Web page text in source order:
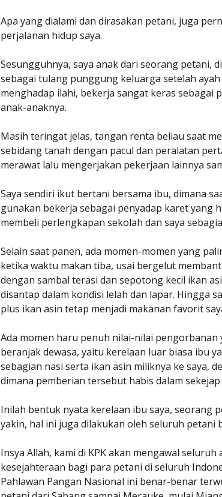
Apa yang dialami dan dirasakan petani, juga
perjalanan hidup saya.
Sesungguhnya, saya anak dari seorang petani,
sebagai tulang punggung keluarga setelah
menghadap ilahi, bekerja sangat keras sebagai
anak-anaknya.
Masih teringat jelas, tangan renta beliau saat
sebidang tanah dengan pacul dan peralatan
merawat lalu mengerjakan pekerjaan lainnya
Saya sendiri ikut bertani bersama ibu, dimana
gunakan bekerja sebagai penyadap karet yang
membeli perlengkapan sekolah dan saya
Selain saat panen, ada momen-momen yang
ketika waktu makan tiba, usai bergelut
dengan sambal terasi dan sepotong kecil ikan
disantap dalam kondisi lelah dan lapar. Hingga
plus ikan asin tetap menjadi makanan favorit
Ada momen haru penuh nilai-nilai pengorbanan
beranjak dewasa, yaitu kerelaan luar biasa ibu
sebagian nasi serta ikan asin miliknya ke saya,
dimana pemberian tersebut habis dalam
Inilah bentuk nyata kerelaan ibu saya, seorang
yakin, hal ini juga dilakukan oleh seluruh petani
Insya Allah, kami di KPK akan mengawal
kesejahteraan bagi para petani di seluruh
Pahlawan Pangan Nasional ini benar-benar